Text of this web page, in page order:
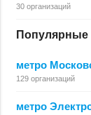
30 организаций
Популярные
метро
129 организаций
метро